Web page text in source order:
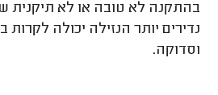
בהתקנה לא טובה או לא תיקנית
נדירים יותר הנזילה יכולה
וסדוקה.